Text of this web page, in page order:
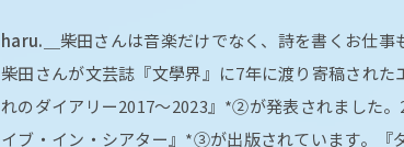
haru.＿ 柴田さんは音楽だけでなく、詩を書くお仕事
柴田さんが文芸誌『文學界』に7年に渡り寄稿され
れのダイアリー2017〜2023』*②が発表されました
イブ・イン・シアター』*③が出版されています。『